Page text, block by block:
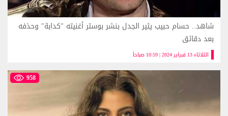
الثلاثاء 13 فبراير 2024 | 10:59 صباحاً
شاهد.. حسام حبيب يثير الجدل بنشر بوستر أغنيته "كدابة" وحذفه
بعد دقائق
958